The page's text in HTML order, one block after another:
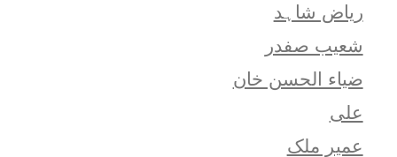
ریاض شاہد
شعيب صفدر
ضیاء الحسن خان
علی
عمیر ملک